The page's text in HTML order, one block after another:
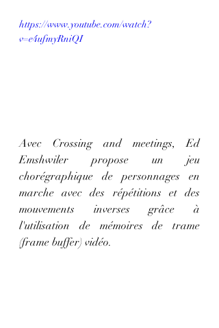
https://www.youtube.com/watch?
v=e4ufmyRniQI
Avec Crossing and meetings, Ed
Emshwiler propose un jeu
chorégraphique de personnages en
marche avec des répétitions et des
mouvements inverses grâce à
l'utilisation de mémoires de trame
(frame buffer) vidéo.